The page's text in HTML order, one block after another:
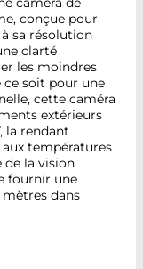
conçue pour
sa résolution
clarté
les moindres
ce soit pour une
cette caméra
extérieurs
la rendant
aux températures
de la vision
fournir une
dans